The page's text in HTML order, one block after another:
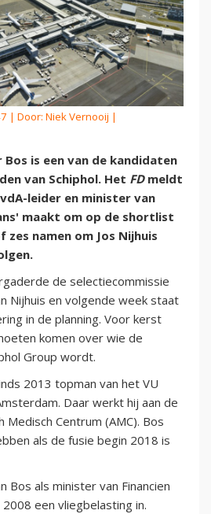
| Door: Niek Vernooij |
Bos is een van de kandidaten
van Schiphol. Het FDmeldt
leider en minister van
maakt om op de shortlist
namen om Jos Nijhuis
de selectiecommissie
Nijhuis en volgende week staat
in de planning. Voor kerst
komen over wie de
Group wordt.
2013 topman van het VU
Daar werkt hij aan de
Medisch Centrum (AMC). Bos
als de fusie begin 2018 is
Bos als minister van Financien
een vliegbelasting in.